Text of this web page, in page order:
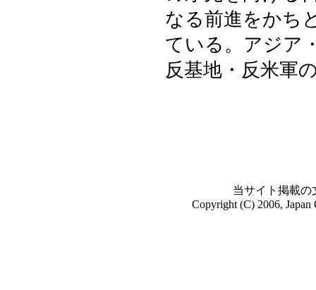
なる前進をかち
ている。アジア
反基地・反米軍
当サイト掲載の
Copyright (C) 2006, Japan